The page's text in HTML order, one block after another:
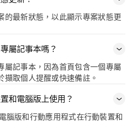
的最新狀態，以此顯示專案狀態更
屬記事本嗎？
屬記事本，因為首頁包含一個專屬
擷取個人提醒或快速備註。
和電腦版上使用？
腦版和行動應用程式在行動裝置和